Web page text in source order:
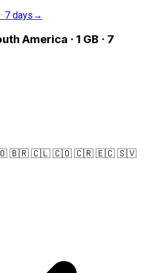
7 days →
America · 1 GB · 7
🇧🇷 🇨🇱 🇨🇴 🇨🇷 🇪🇨 🇸🇻